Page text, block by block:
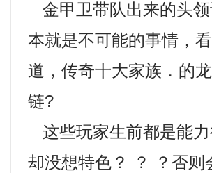
金甲卫带队出来的头
本就是不可能的事情，
道，传奇十大家族．的
链?
这些玩家生前都是能
却没想特色？ ？ ？否